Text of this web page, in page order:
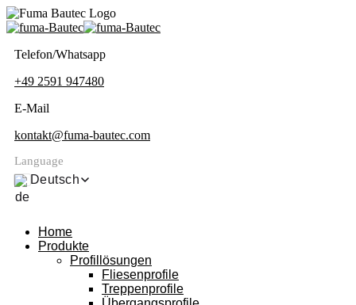
Telefon/Whatsapp
+49 2591 947480
E-Mail
kontakt@fuma-bautec.com
Language
Deutsch
Home
Produkte
Profillösungen
Fliesenprofile
Treppenprofile